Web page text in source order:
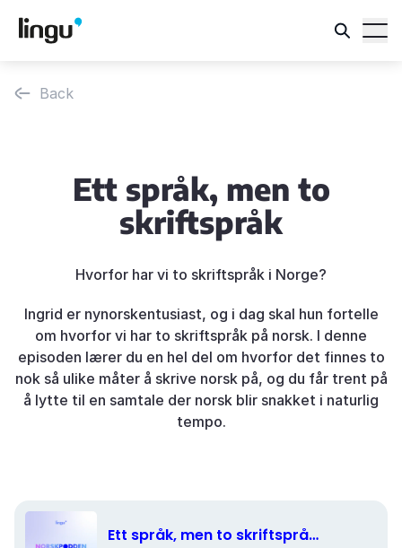
Back
Ett språk, men to
skriftspråk
Hvorfor har vi to skriftspråk i Norge?
Ingrid er nynorskentusiast, og i dag skal hun fortelle
om hvorfor vi har to skriftspråk på norsk. I denne
episoden lærer du en hel del om hvorfor det finnes to
nok så ulike måter å skrive norsk på, og du får trent på
å lytte til en samtale der norsk blir snakket i naturlig
tempo.